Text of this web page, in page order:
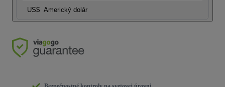
US$ Americký dolár